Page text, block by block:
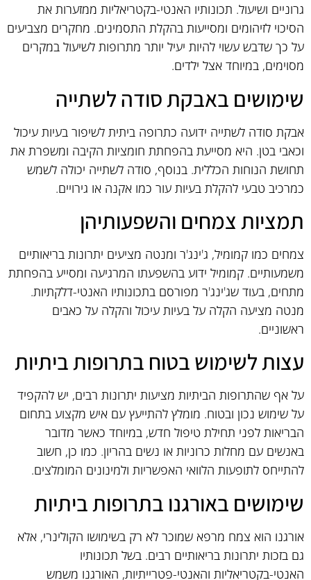
גרוניים ושיעול. תכונותיו האנטי-בקטריאליות ממזערות את
הסיכוי לזיהומים ומסייעות בהקלת התסמינים. מחקרים מצביעים
על כך שדבש עשוי להיות יעיל יותר מתרופות לשיעול במקרים
מסוימים, במיוחד אצל ילדים.
שימושים באבקת סודה לשתייה
אבקת סודה לשתייה ידועה כתרופה ביתית לשיפור בעיות עיכול
וכאבי בטן. היא מסייעת בהפחתת חומציות הקיבה ומשפרת את
תחושת הנוחות הכללית. בנוסף, סודה לשתייה יכולה לשמש
כמרכיב טבעי להקלת בעיות עור כמו אקנה או גירויים.
תמציות צמחים והשפעותיהן
צמחים כמו קמומיל, ג'ינג'ר ומנטה מציעים יתרונות בריאותיים
משמעותיים. קמומיל ידוע בהשפעתו המרגיעה ומסייע בהפחתת
מתחים, בעוד שג'ינג'ר מפורסם בתכונותיו האנטי-דלקתיות.
מנטה מציעה הקלה על בעיות עיכול והקלה על כאבים
ראשוניים.
עצות לשימוש בטוח בתרופות ביתיות
על אף שהתרופות הביתיות מציעות יתרונות רבים, יש להקפיד
על שימוש נכון ובטוח. מומלץ להתייעץ עם איש מקצוע בתחום
הבריאות לפני תחילת טיפול חדש, במיוחד כאשר מדובר
באנשים עם מחלות כרוניות או נשים בהריון. כמו כן, חשוב
להתייחס לתופעות הלוואי האפשריות ולמינונים המומלצים.
שימושים באורגנו בתרופות ביתיות
אורגנו הוא צמח מרפא שמוכר לא רק בשימושו הקולינרי, אלא
גם בזכות יתרונות בריאותיים רבים. בשל תכונותיו
האנטי-בקטריאליות והאנטי-פטרייתיות, האורגנו משמש